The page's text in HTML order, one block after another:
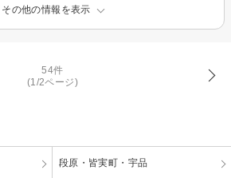
その他の情報を表示
54件
(1/2ページ)
段原・皆実町・宇品